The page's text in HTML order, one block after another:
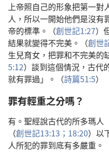
上帝照自己的形象把第一對
人，所以一開始他們是沒有
帝的標準。（創世記1:27）
結果就變得不完美。（創世
生兒育女，把罪和不完美的
5:12）談到這個情況，古代
就有罪過」。（詩篇51:5）
罪有輕重之分嗎？
有。聖經說古代的所多瑪人
（創世記13:13； 18:20）以
人所犯的罪到底有多嚴重。